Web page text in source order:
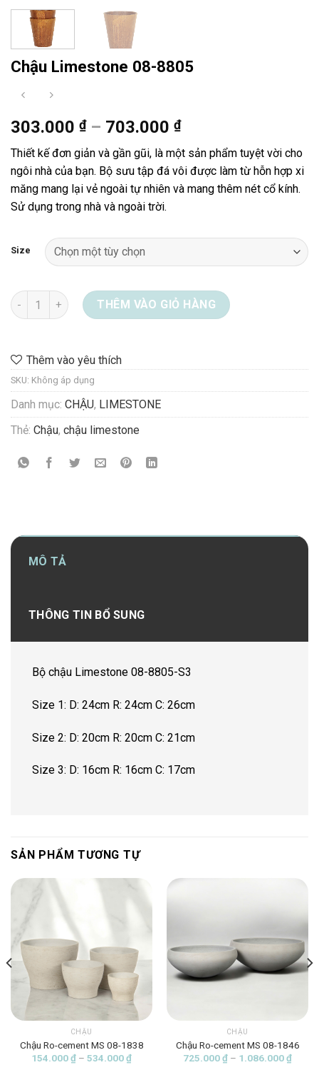
Chậu Limestone 08-8805
303.000 ₫ – 703.000 ₫Khoảng
giá:
từ
303.000 ₫
đến
Thiết kế đơn giản và gần gũi, là một sản phẩm tuyệt vời cho
ngôi nhà của bạn. Bộ sưu tập đá vôi được làm từ hỗn hợp xi
măng mang lại vẻ ngoài tự nhiên và mang thêm nét cổ kính.
Sử dụng trong nhà và ngoài trời.
Size
Chậu Limestone 08-8805 số lượng
THÊM VÀO GIỎ HÀNG
Thêm vào yêu thích
SKU: Không áp dụng
Danh mục: CHẬU, LIMESTONE
Thẻ: Chậu, chậu limestone
MÔ TẢ
THÔNG TIN BỔ SUNG
Bộ chậu Limestone 08-8805-S3
Size 1: D: 24cm R: 24cm C: 26cm
Size 2: D: 20cm R: 20cm C: 21cm
Size 3: D: 16cm R: 16cm C: 17cm
SẢN PHẨM TƯƠNG TỰ
CHẬU
Chậu Ro-cement MS 08-1838
154.000₫ – 534.000₫Khoảng
CHẬU
Chậu Ro-cement MS 08-1846
725.000₫ – 1.086.000₫